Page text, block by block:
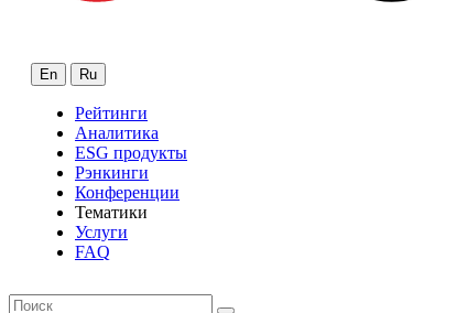
En Ru
Рейтинги
Аналитика
ESG продукты
Рэнкинги
Конференции
Тематики
Услуги
FAQ